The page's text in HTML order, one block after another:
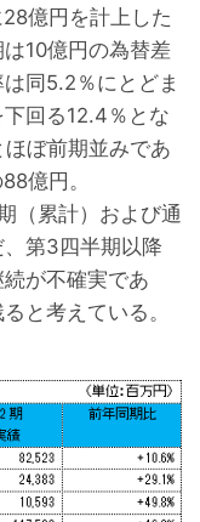
億円を計上した
10億円の為替差
同5.2％にとどま
回る12.4％とな
ぼ前期並みであ
億円。
（累計）および通
第3四半期以降
が不確実であ
と考えている。